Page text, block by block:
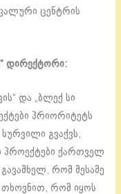
ცენტრის
დირექტორი:
და „ბლექ სი
პრიორიტეტს
გვაქვს,
პროექტები ქართველ
რომ მესამე
თხოვნით, რომ იყოს